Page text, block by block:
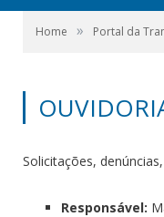
Home » Portal da
Solicitações,
Responsável: